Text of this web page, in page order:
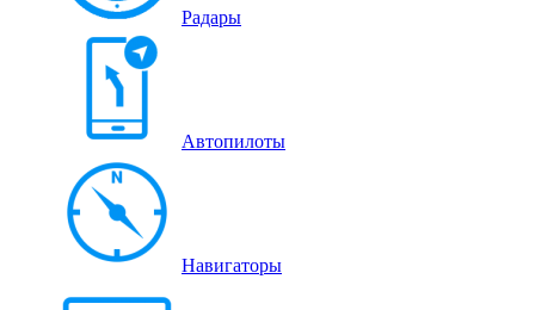
Радары
Автопилоты
Навигаторы